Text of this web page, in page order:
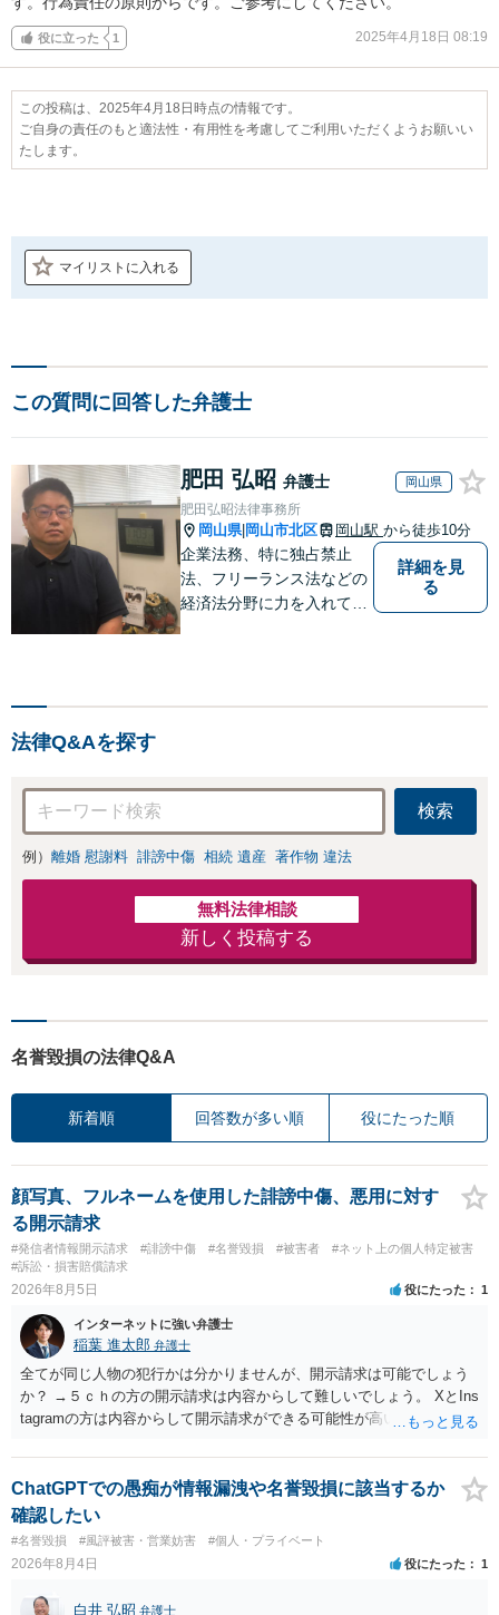
役に立った 1 2025年4月18日 08:19
この投稿は、2025年4月18日時点の情報です。
ご自身の責任のもと適法性・有用性を考慮してご利用いただくようお願いい
たします。
マイリストに入れる
この質問に回答した弁護士
肥田 弘昭 弁護士 岡山県
肥田弘昭法律事務所
岡山県| 岡山市北区 岡山駅 から徒歩10分
企業法務、特に独占禁止
法、フリーランス法などの
経済法分野に力を入れてい
詳細を見
る
法律Q&Aを探す
検索
例） 離婚 慰謝料 誹謗中傷 相続 遺産 著作物 違法
無料法律相談
新しく投稿する
名誉毀損の法律Q&A
新着順 回答数が多い順 役にたった順
顔写真、フルネームを使用した誹謗中傷、悪用に対す
る開示請求
#発信者情報開示請求 #誹謗中傷 #名誉毀損 #被害者
#ネット上の個人特定被害
#訴訟・損害賠償請求
2026年8月5日 役にたった 1
インターネットに強い弁護士
稲葉 進太郎 弁護士
全てが同じ人物の犯行かは分かりませんが、開示請求は可能でしょう
か？ →５ｃｈの方の開示請求は内容からして難しいでしょう。 XとIns
tagramの方は内容からして開示請求ができる可能性が高いでしょう。
いでしょう。７月中にアカウントが削除されている場合、今から進め
ても失敗する可能性が高いように思われます。 相手を特定できた場
合、相手に全ての弁護士費用を負担させることは可能でしょうか？ →
訴訟外の交渉で相手方が認めれば負担させることができるでしょう。
訴訟で判決となった場合は、実際の弁護士費用が認められる場合と認
められない場合があり何ともいえないところでしょう。
ChatGPTでの愚痴が情報漏洩や名誉毀損に該当するか
確認したい
#名誉毀損 #風評被害・営業妨害 #個人・プライベート
2026年8月4日 役にたった 1
白井 弘昭 弁護士